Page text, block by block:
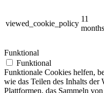
viewed_cookie_policy
11
months
Funktional
Funktional
Funktionale Cookies helfen,
wie das Teilen des Inhalts der
Plattformen, das Sammeln